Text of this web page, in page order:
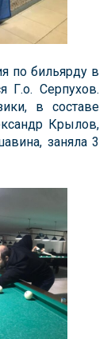
по бильярду в
Г.о. Серпухов.
в составе
Крылов,
заняла 3